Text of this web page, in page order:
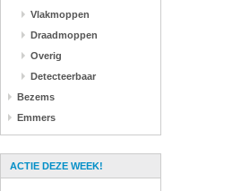
Vlakmoppen
Draadmoppen
Overig
Detecteerbaar
Bezems
Emmers
ACTIE DEZE WEEK!